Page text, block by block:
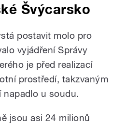
Švýcarsko
postavit molo pro
vyjádření Správy
je před realizací
prostředí, takzvaným
napadlo u soudu.
jsou asi 24 milionů